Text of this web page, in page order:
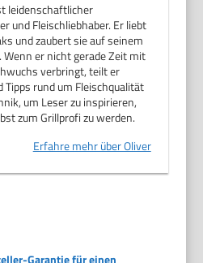
leidenschaftlicher
und Fleischliebhaber. Er liebt
und zaubert sie auf seinem
Wenn er nicht gerade Zeit mit
verbringt, teilt er
Tipps rund um Fleischqualität
um Leser zu inspirieren,
zum Grillprofi zu werden.
Erfahre mehr über Oliver
Garantie für einen